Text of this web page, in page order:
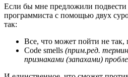
Если бы мне предложили подвести
программиста с помощью двух
так:
Все, что может пойти не так,
Code smells (прим.ред.
признаками (запахами)